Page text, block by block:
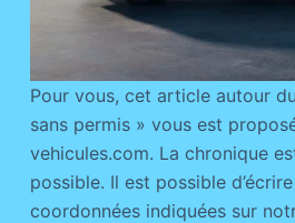
Pour vous, cet article autour
sans permis » vous est
vehicules.com. La chronique
possible. Il est possible
coordonnées indiquées sur